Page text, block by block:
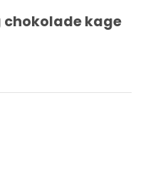
chokolade kage